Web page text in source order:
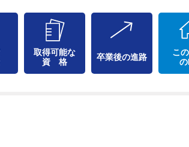
取得可能な
資 格
卒業後の進路
こ